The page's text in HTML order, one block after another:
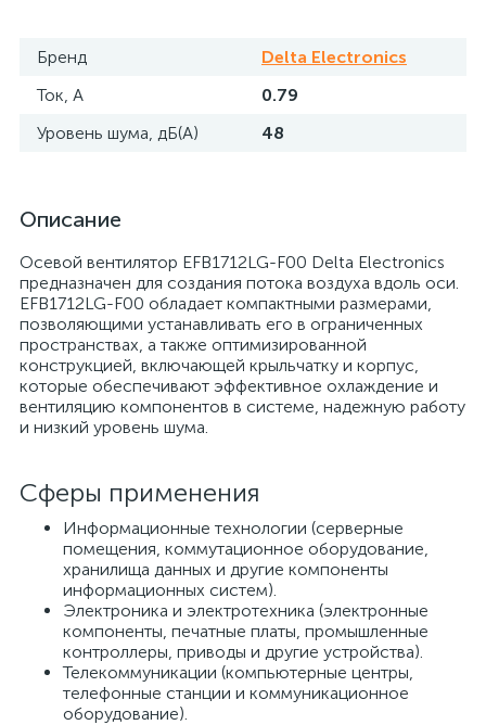
Бренд
Delta Electronics
Ток, А
0.79
Уровень шума, дБ(А)
48
Описание
Осевой вентилятор EFB1712LG-F00 Delta Electronics
предназначен для создания потока воздуха вдоль оси.
EFB1712LG-F00 обладает компактными размерами,
позволяющими устанавливать его в ограниченных
пространствах, а также оптимизированной
конструкцией, включающей крыльчатку и корпус,
которые обеспечивают эффективное охлаждение и
вентиляцию компонентов в системе, надежную работу
и низкий уровень шума.
Сферы применения
Информационные технологии (серверные
помещения, коммутационное оборудование,
хранилища данных и другие компоненты
информационных систем).
Электроника и электротехника (электронные
компоненты, печатные платы, промышленные
контроллеры, приводы и другие устройства).
Телекоммуникации (компьютерные центры,
телефонные станции и коммуникационное
оборудование).